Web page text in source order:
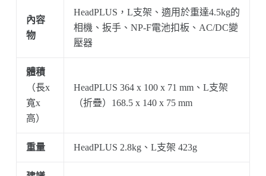
內容
物
HeadPLUS，L支架、適用於重達4.5kg的
相機、扳手、NP-F電池扣板、AC/DC變
壓器
體積
（長x
寬x
高）
HeadPLUS 364 x 100 x 71 mm、L支架
（折疊）168.5 x 140 x 75 mm
重量 HeadPLUS 2.8kg、L支架 423g